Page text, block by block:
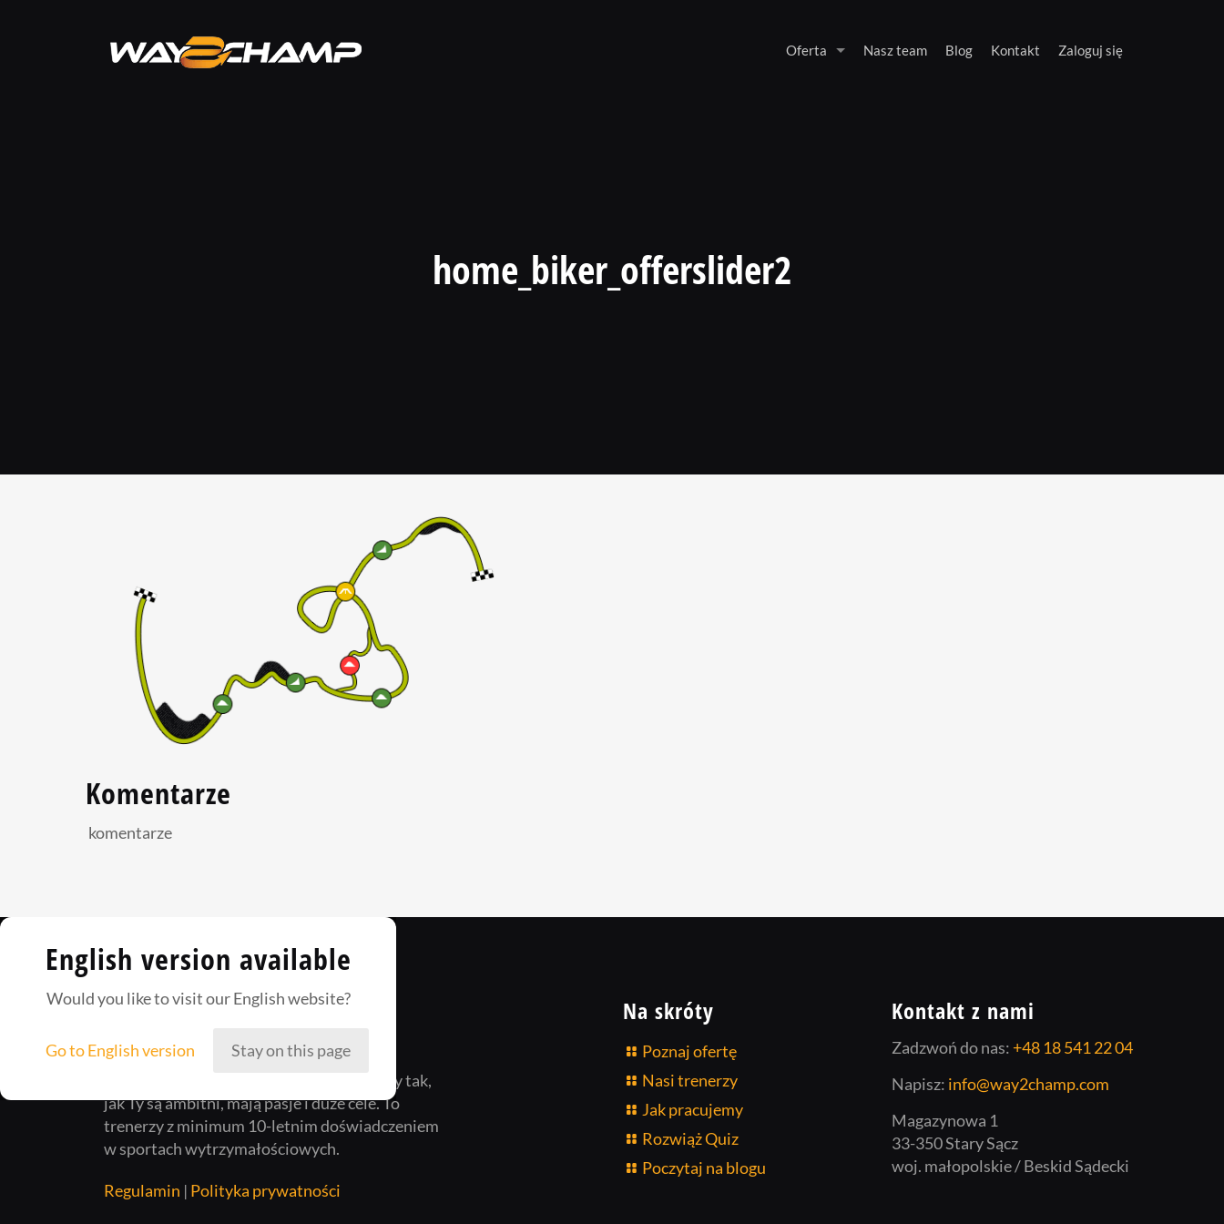
Oferta Nasz team Blog Kontakt Zaloguj się
home_biker_offerslider2
Komentarze
komentarze
Way2Champ to zgrana załoga ludzi, którzy tak,
jak Ty są ambitni, mają pasje i duże cele. To
trenerzy z minimum 10-letnim doświadczeniem
w sportach wytrzymałościowych.
Regulamin | Polityka prywatności
Na skróty
Poznaj ofertę
Nasi trenerzy
Jak pracujemy
Rozwiąż Quiz
Poczytaj na blogu
Kontakt z nami
Zadzwoń do nas: +48 18 541 22 04
Napisz: info@way2champ.com
Magazynowa 1
33-350 Stary Sącz
woj. małopolskie / Beskid Sądecki
English version available
Would you like to visit our English website?
Go to English version Stay on this page